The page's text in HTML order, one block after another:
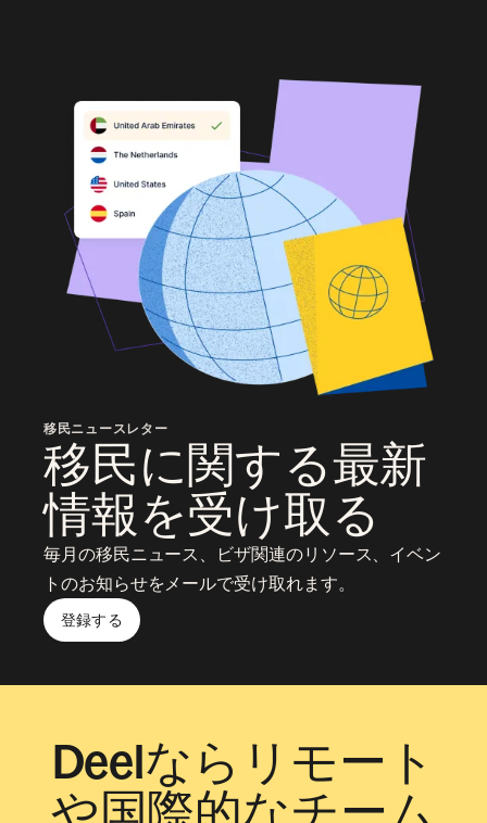
移民ニュースレター
移民に関する最新
情報を受け取る
毎月の移民ニュース、ビザ関連のリソース、イベン
トのお知らせをメールで受け取れます。
登録する
Deelならリモート
や国際的なチーム